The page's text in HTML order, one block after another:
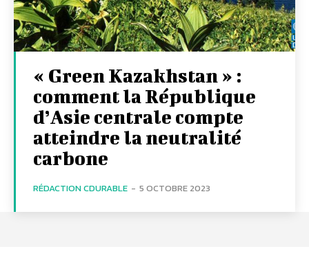
« Green Kazakhstan » :
comment la République
d’Asie centrale compte
atteindre la neutralité
carbone
RÉDACTION CDURABLE - 5 OCTOBRE 2023